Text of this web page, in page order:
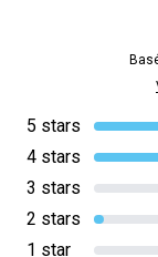
5 stars
4 stars
3 stars
2 stars
1 star